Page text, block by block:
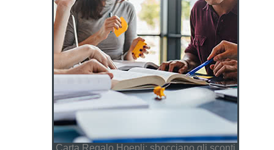
Carta Regalo Hoepli: sbocciano gli sconti